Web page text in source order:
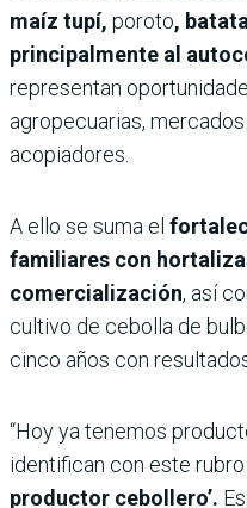
maíz tupí, poroto,
principalmente al
representan
agropecuarias,
acopiadores.
A ello se suma el
familiares con
comercialización, así
cultivo de cebolla de
cinco años con
“Hoy ya tenemos
identifican con este
productor cebollero’.